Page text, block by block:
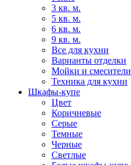
3 кв. м.
5 кв. м.
6 кв. м.
9 кв. м.
Все для кухни
Варианты отделки
Мойки и смесители
Техника для кухни
Шкафы-купе
Цвет
Коричневые
Серые
Темные
Черные
Светлые